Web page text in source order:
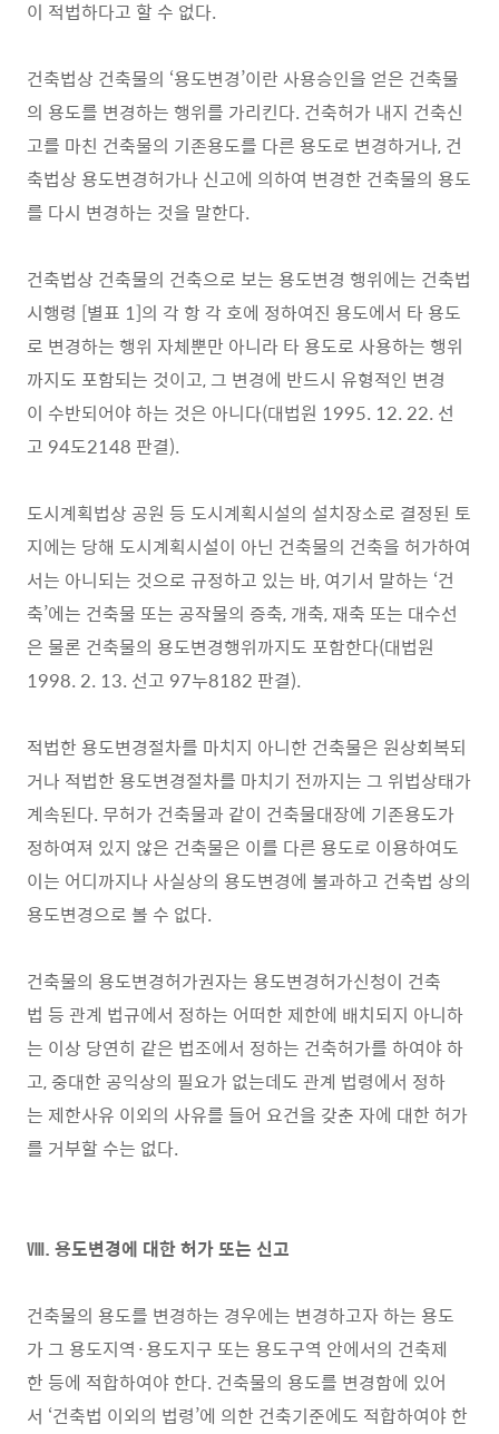
이 적법하다고 할 수 없다.
건축법상 건축물의 ‘용도변경’이란 사용승인을 얻은 건축물
의 용도를 변경하는 행위를 가리킨다. 건축허가 내지 건축신
고를 마친 건축물의 기존용도를 다른 용도로 변경하거나, 건
축법상 용도변경허가나 신고에 의하여 변경한 건축물의 용도
를 다시 변경하는 것을 말한다.
건축법상 건축물의 건축으로 보는 용도변경 행위에는 건축법
시행령 [별표 1]의 각 항 각 호에 정하여진 용도에서 타 용도
로 변경하는 행위 자체뿐만 아니라 타 용도로 사용하는 행위
까지도 포함되는 것이고, 그 변경에 반드시 유형적인 변경
이 수반되어야 하는 것은 아니다(대법원 1995. 12. 22. 선
고 94도2148 판결).
도시계획법상 공원 등 도시계획시설의 설치장소로 결정된 토
지에는 당해 도시계획시설이 아닌 건축물의 건축을 허가하여
서는 아니되는 것으로 규정하고 있는 바, 여기서 말하는 ‘건
축’에는 건축물 또는 공작물의 증축, 개축, 재축 또는 대수선
은 물론 건축물의 용도변경행위까지도 포함한다(대법원
1998. 2. 13. 선고 97누8182 판결).
적법한 용도변경절차를 마치지 아니한 건축물은 원상회복되
거나 적법한 용도변경절차를 마치기 전까지는 그 위법상태가
계속된다. 무허가 건축물과 같이 건축물대장에 기존용도가
정하여져 있지 않은 건축물은 이를 다른 용도로 이용하여도
이는 어디까지나 사실상의 용도변경에 불과하고 건축법 상의
용도변경으로 볼 수 없다.
건축물의 용도변경허가권자는 용도변경허가신청이 건축
법 등 관계 법규에서 정하는 어떠한 제한에 배치되지 아니하
는 이상 당연히 같은 법조에서 정하는 건축허가를 하여야 하
고, 중대한 공익상의 필요가 없는데도 관계 법령에서 정하
는 제한사유 이외의 사유를 들어 요건을 갖춘 자에 대한 허가
를 거부할 수는 없다.
Ⅷ. 용도변경에 대한 허가 또는 신고
건축물의 용도를 변경하는 경우에는 변경하고자 하는 용도
가 그 용도지역·용도지구 또는 용도구역 안에서의 건축제
한 등에 적합하여야 한다. 건축물의 용도를 변경함에 있어
서 ‘건축법 이외의 법령’에 의한 건축기준에도 적합하여야 한